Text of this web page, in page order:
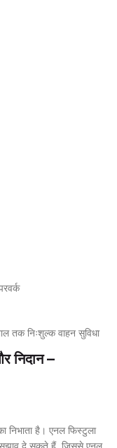
तक निःशुल्क वाहन सुविधा
निदान –
निभाता है। एनल फिस्टुला